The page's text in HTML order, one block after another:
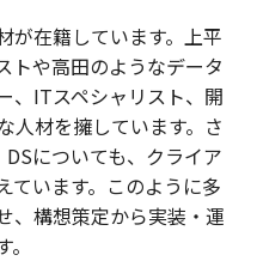
が在籍しています。上平
トや高田のようなデータ
、ITスペシャリスト、開
人材を擁しています。さ
についても、クライア
ています。このように多
、構想策定から実装・運